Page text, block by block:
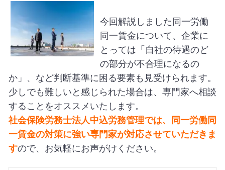
今回解説しました同一労働
同一賃金について、企業に
とっては「自社の待遇のど
の部分が不合理になるの
か」、など判断基準に困る要素も見受けられます。
少しでも難しいと感じられた場合は、専門家へ相談
することをオススメいたします。
社会保険労務士法人中込労務管理では、同一労働同
一賃金の対策に強い専門家が対応させていただきま
すので、お気軽にお声がけください。